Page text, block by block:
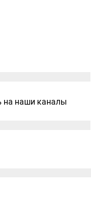
на наши каналы